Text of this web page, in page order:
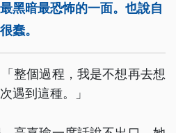
黑暗最恐怖的一面。也說自
蠢。
整個過程，我是不想再去想
遇到這種。」